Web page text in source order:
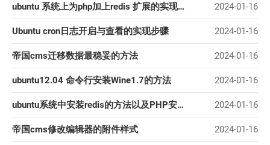
ubuntu 系统上为php加上redis 扩展的实现方法 2024-01-16
Ubuntu cron日志开启与查看的实现步骤 2024-01-16
帝国cms迁移数据最稳妥的方法 2024-01-16
ubuntu12.04 命令行安装Wine1.7的方法 2024-01-16
ubuntu系统中安装redis的方法以及PHP安装redis扩展、CI框架sess使用redis的方法 2024-01-16
帝国cms修改编辑器的附件样式 2024-01-16